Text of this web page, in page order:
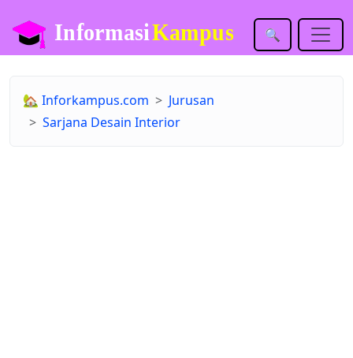
🔍
🏡 Inforkampus.com
Jurusan
Sarjana Desain Interior